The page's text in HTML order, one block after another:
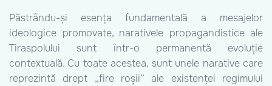
Păstrându-și esența fundamentală a mesajelor
ideologice promovate, narativele propagandistice ale
Tiraspolului sunt într-o permanentă evoluție
contextuală. Cu toate acestea, sunt unele narative care
reprezintă drept „fire roșii” ale existenței regimului